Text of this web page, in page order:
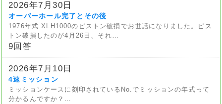
2026年7月30日
オーバーホール完了とその後
1976年式 XLH1000のピストン破損でお世話になりました。ピス
トン破損したのが4月26日、それ…
9回答
2026年7月10日
4速ミッション
ミッションケースに刻印されているNo.でミッションの年式って
分かるんですか？…